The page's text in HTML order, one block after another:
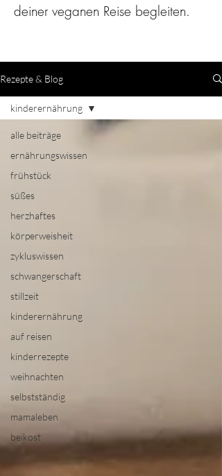
deiner veganen Reise begleiten.
Rezepte & Blog
alle beiträge
ernährungswissen
frühstück
süßes
herzhaftes
körperweisheit
zykluswissen
schwangerschaft
stillzeit
kinderernährung
auf reisen
kinderrezepte
weihnachten
selbstständig
mamaleben
beikost
kinderernährung